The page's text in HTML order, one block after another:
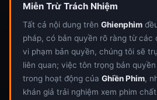
Miễn Trừ Trách Nhiệm
Tất cả nội dung trên Ghienphim
pháp, có bản quyền rõ ràng từ các
vi phạm bản quyền, chúng tôi sẽ
liên quan; việc tôn trọng bản
trong hoạt động của Ghiền Phim,
khán giả trải nghiệm xem phim